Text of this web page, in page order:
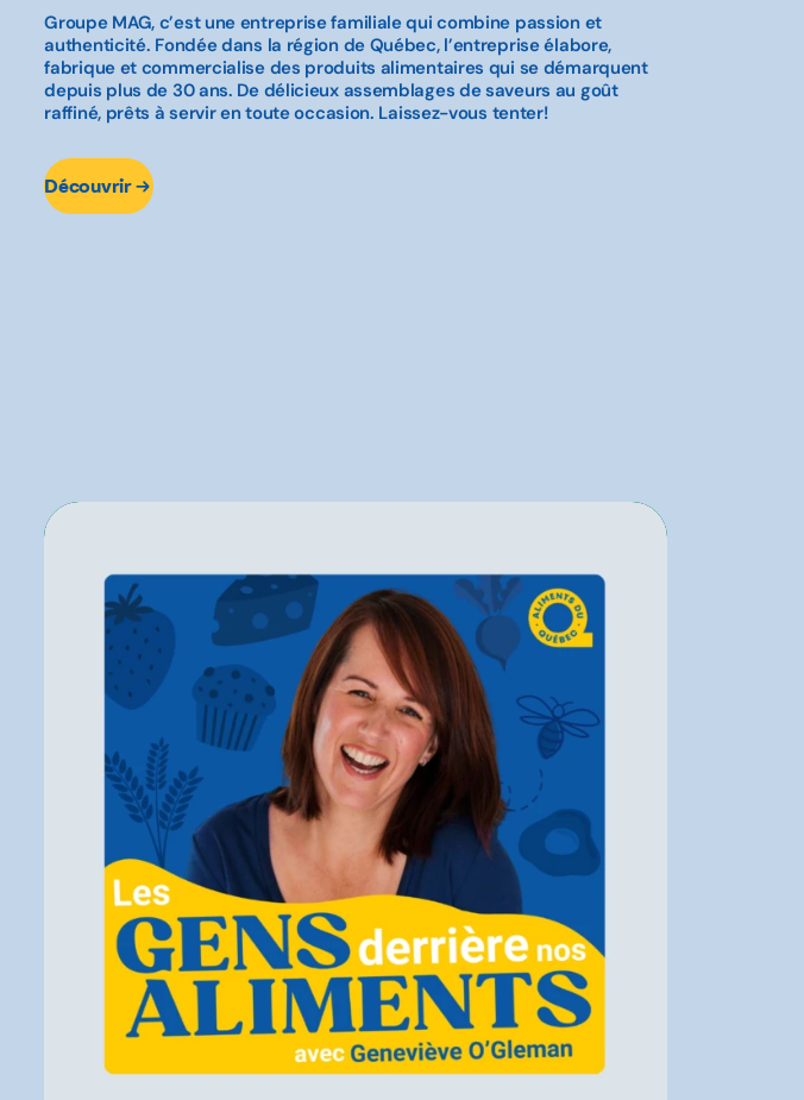
Groupe MAG, c’est une entreprise familiale qui combine passion et
authenticité. Fondée dans la région de Québec, l’entreprise élabore,
fabrique et commercialise des produits alimentaires qui se démarquent
depuis plus de 30 ans. De délicieux assemblages de saveurs au goût
raffiné, prêts à servir en toute occasion. Laissez-vous tenter!
Découvrir